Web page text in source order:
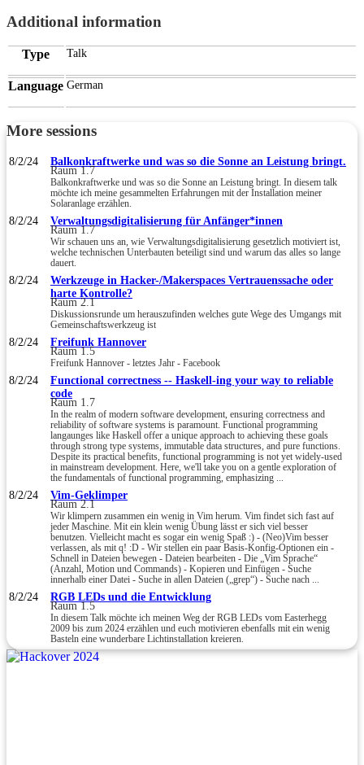
Additional information
Type Talk
Language German
More sessions
8/2/24 Balkonkraftwerke und was so die Sonne an Leistung bringt.
Raum 1.7
Balkonkraftwerke und was so die Sonne an Leistung bringt. In diesem talk
möchte ich meine gesammelten Erfahrungen mit der Installation meiner
Solaranlage erzählen.
8/2/24 Verwaltungsdigitalisierung für Anfänger*innen
Raum 1.7
Wir schauen uns an, wie Verwaltungsdigitalisierung gesetzlich motiviert ist,
welche technischen Unterbauten beteiligt sind und warum das alles so lange
dauert.
8/2/24
Werkzeuge in Hacker-/Makerspaces Vertrauenssache oder
harte Kontrolle?
Raum 2.1
Diskussionsrunde um herauszufinden welches gute Wege des Umgangs mit
Gemeinschaftswerkzeug ist
8/2/24 Freifunk Hannover
Raum 1.5
Freifunk Hannover - letztes Jahr - Facebook
8/2/24
Functional correctness -- Haskell-ing your way to reliable
code
Raum 1.7
In the realm of modern software development, ensuring correctness and
reliability of software systems is paramount. Functional programming
langaunges like Haskell offer a unique approach to achieving these goals
through strong type systems, immutable data structures, and pure functions.
Despite its practical benefits, functional programming is not yet widely-used
in mainstream development. Here, we'll take you on a gentle exploration of
the fundamentals of functional programming, emphasizing ...
8/2/24 Vim-Geklimper
Raum 2.1
Wir klimpern zusammen ein wenig in Vim herum. Vim findet sich fast auf
jeder Maschine. Mit ein klein wenig Übung lässt er sich viel besser
benutzen. Vielleicht macht es sogar ein wenig Spaß :) - (Neo)Vim besser
verlassen, als mit q! :D - Wir stellen ein paar Basis-Konfig-Optionen ein -
Schnell in Dateien bewegen - Dateien bearbeiten - Die „Vim Sprache“
(Anzahl, Motion und Commands) - Kopieren und Einfügen - Suche
innerhalb einer Datei - Suche in allen Dateien („grep“) - Suche nach ...
8/2/24 RGB LEDs und die Entwicklung
Raum 1.5
In diesem Talk möchte ich meinen Weg der RGB LEDs vom Easterhegg
2009 bis zum 2024 erzählen und euch motivieren ebenfalls mit ein wenig
Basteln eine wunderbare Lichtinstallation kreieren.